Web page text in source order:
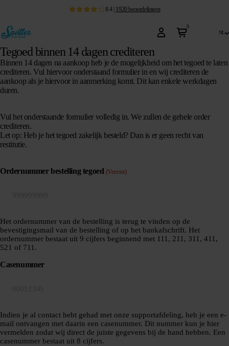
8.4| 1920beoordelingen
0
nl
Tegoed binnen 14 dagen crediteren
Binnen 14 dagen na aankoop heb je de mogelijkheid om het tegoed te laten
crediteren. Vul hiervoor onderstaand formulier in en wij crediteren de
aankoop als je hiervoor in aanmerking komt. Dit kan enkele werkdagen
duren.
Vul het onderstaande formulier volledig in. We zullen de gehele order
crediteren.
Let op: Heb je het tegoed zakelijk besteld? Dan is er geen recht van
restitutie.
Ordernummer bestelling tegoed (Vereist)
Het ordernummer van de bestelling is terug te vinden op de
bevestigingsmail van de bestelling of op het bankafschrift. Het
ordernummer bestaat uit 9 cijfers beginnend met 111, 211, 311, 411,
521 of 711.
Casenummer
Indien je al contact hebt gehad met onze supportafdeling, heb je een e-
mail ontvangen met daarin een casenummer. Dit nummer kun je hier
vermelden zodat wij direct de juiste gegevens bij de hand hebben. Een
casenummer bestaat uit 8 cijfers.